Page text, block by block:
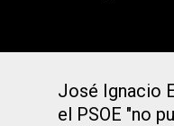
José Ignacio
el PSOE "no